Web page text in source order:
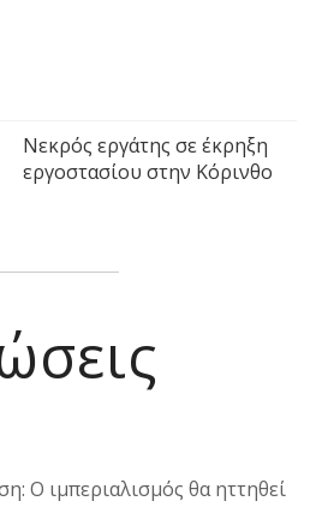
Νεκρός εργάτης σε έκρηξη
εργοστασίου στην Κόρινθο
Ο ιμπεριαλισμός θα ηττηθεί